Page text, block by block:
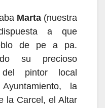
Marta(nuestra
a que
de pe a pa.
su precioso
pintor local
la
la Carcel, el Altar